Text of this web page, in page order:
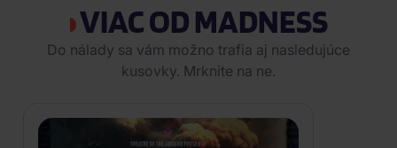
VIAC OD MADNESS
Do nálady sa vám možno trafia aj nasledujúce
kusovky. Mrknite na ne.